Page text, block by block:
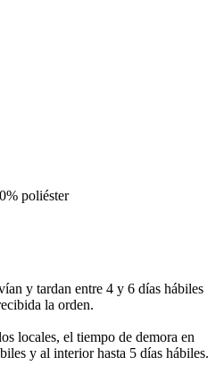
poliéster
y tardan entre 4 y 6 días hábiles
la orden.
locales, el tiempo de demora en
y al interior hasta 5 días hábiles.